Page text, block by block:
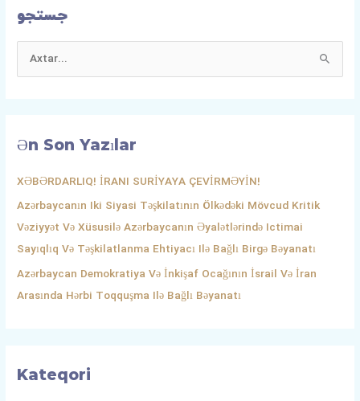
جستجو
C
O
R
:
Ən Son Yazılar
XƏBƏRDARLIQ! İRANI SURİYAYA ÇEVİRMƏYİN!
Azərbaycanın Iki Siyasi Təşkilatının Ölkədəki Mövcud Kritik
Vəziyyət Və Xüsusilə Azərbaycanın Əyalətlərində Ictimai
Sayıqlıq Və Təşkilatlanma Ehtiyacı Ilə Bağlı Birgə Bəyanatı
Azərbaycan Demokratiya Və İnkişaf Ocağının İsrail Və İran
Arasında Hərbi Toqquşma Ilə Bağlı Bəyanatı
Kateqori